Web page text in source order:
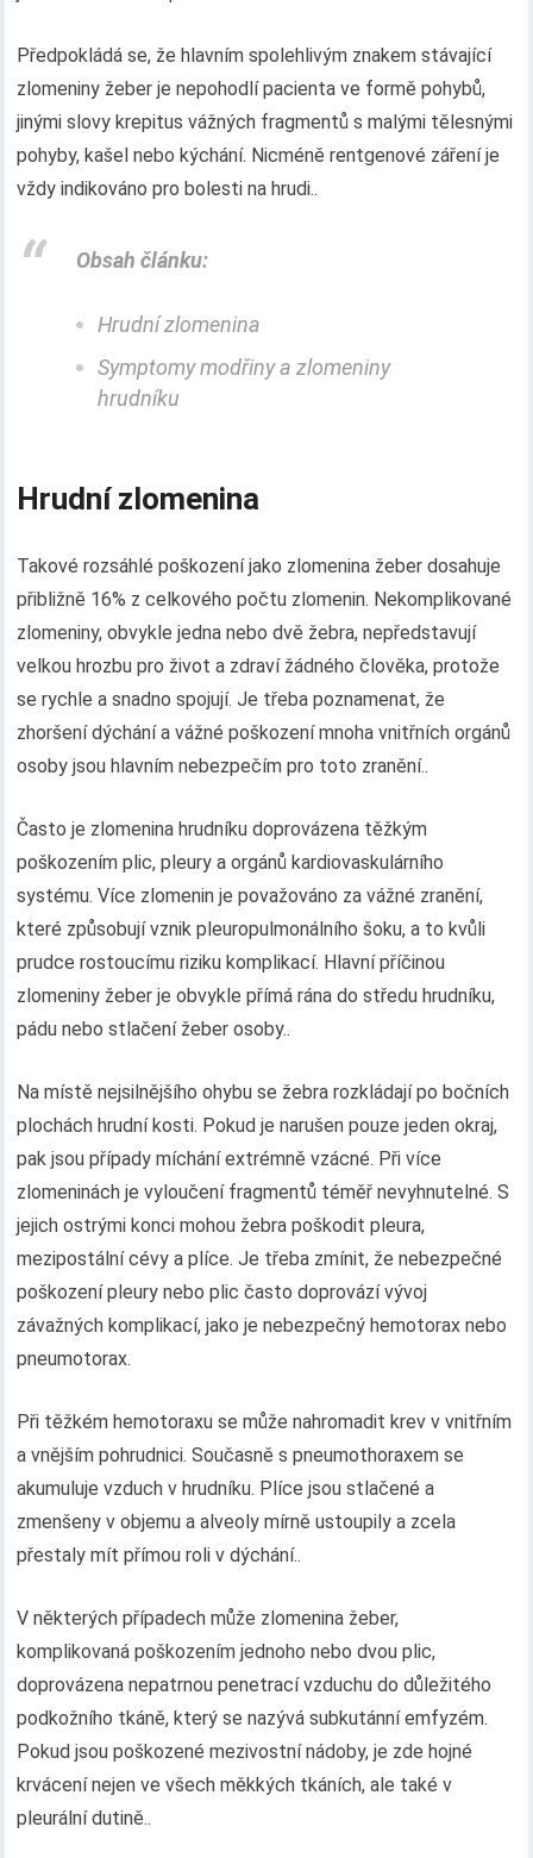
Předpokládá se, že hlavním spolehlivým znakem stávající
zlomeniny žeber je nepohodlí pacienta ve formě pohybů,
jinými slovy krepitus vážných fragmentů s malými tělesnými
pohyby, kašel nebo kýchání. Nicméně rentgenové záření je
vždy indikováno pro bolesti na hrudi..
Obsah článku:
Hrudní zlomenina
Symptomy modřiny a zlomeniny
hrudníku
Hrudní zlomenina
Takové rozsáhlé poškození jako zlomenina žeber dosahuje
přibližně 16% z celkového počtu zlomenin. Nekomplikované
zlomeniny, obvykle jedna nebo dvě žebra, nepředstavují
velkou hrozbu pro život a zdraví žádného člověka, protože
se rychle a snadno spojují. Je třeba poznamenat, že
zhoršení dýchání a vážné poškození mnoha vnitřních orgánů
osoby jsou hlavním nebezpečím pro toto zranění..
Často je zlomenina hrudníku doprovázena těžkým
poškozením plic, pleury a orgánů kardiovaskulárního
systému. Více zlomenin je považováno za vážné zranění,
které způsobují vznik pleuropulmonálního šoku, a to kvůli
prudce rostoucímu riziku komplikací. Hlavní příčinou
zlomeniny žeber je obvykle přímá rána do středu hrudníku,
pádu nebo stlačení žeber osoby..
Na místě nejsilnějšího ohybu se žebra rozkládají po bočních
plochách hrudní kosti. Pokud je narušen pouze jeden okraj,
pak jsou případy míchání extrémně vzácné. Při více
zlomeninách je vyloučení fragmentů téměř nevyhnutelné. S
jejich ostrými konci mohou žebra poškodit pleura,
mezipostální cévy a plíce. Je třeba zmínit, že nebezpečné
poškození pleury nebo plic často doprovází vývoj
závažných komplikací, jako je nebezpečný hemotorax nebo
pneumotorax.
Při těžkém hemotoraxu se může nahromadit krev v vnitřním
a vnějším pohrudnici. Současně s pneumothoraxem se
akumuluje vzduch v hrudníku. Plíce jsou stlačené a
zmenšeny v objemu a alveoly mírně ustoupily a zcela
přestaly mít přímou roli v dýchání..
V některých případech může zlomenina žeber,
komplikovaná poškozením jednoho nebo dvou plic,
doprovázena nepatrnou penetrací vzduchu do důležitého
podkožního tkáně, který se nazývá subkutánní emfyzém.
Pokud jsou poškozené mezivostní nádoby, je zde hojné
krvácení nejen ve všech měkkých tkáních, ale také v
pleurální dutině..